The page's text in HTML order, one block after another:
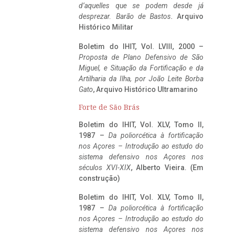
d’aquelles que se podem desde já
desprezar. Barão de Bastos. Arquivo
Histórico Militar
Boletim do IHIT, Vol. LVIII, 2000 –
Proposta de Plano Defensivo de São
Miguel, e Situação da Fortificação e da
Artilharia da Ilha, por João Leite Borba
Gato, Arquivo Histórico Ultramarino
Forte de São Brás
Boletim do IHIT, Vol. XLV, Tomo II,
1987 – Da poliorcética à fortificação
nos Açores – Introdução ao estudo do
sistema defensivo nos Açores nos
séculos XVI-XIX, Alberto Vieira. (Em
construção)
Boletim do IHIT, Vol. XLV, Tomo II,
1987 – Da poliorcética à fortificação
nos Açores – Introdução ao estudo do
sistema defensivo nos Açores nos